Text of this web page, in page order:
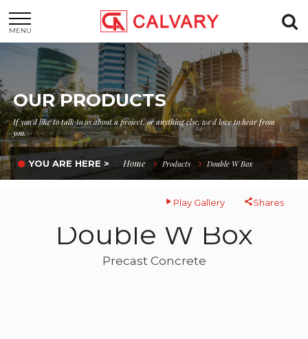
MENU
OUR PRODUCTS
If you'd like to talk to us about a project, or anything else, we'd love to hear from
you.
YOU ARE HERE > Home Products Double W Box
Play Gallery Shares
Double W Box
Precast Concrete